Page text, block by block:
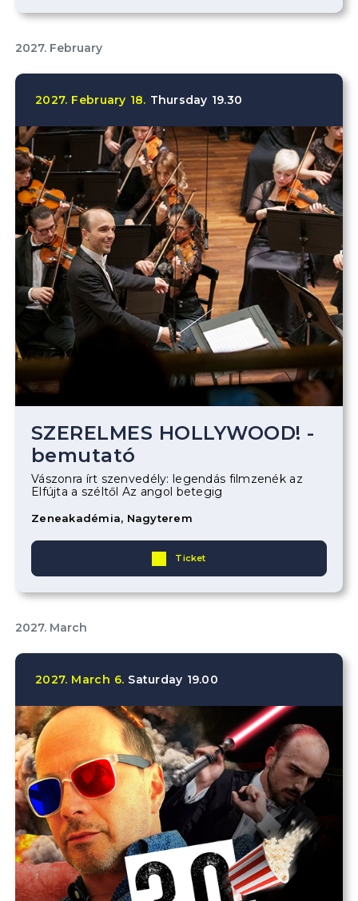
2027. February
2027. February 18. Thursday 19.30
SZERELMES HOLLYWOOD! -
bemutató
Vászonra írt szenvedély: legendás filmzenék az
Elfújta a széltől Az angol betegig
Zeneakadémia, Nagyterem
Ticket
2027. March
2027. March 6. Saturday 19.00